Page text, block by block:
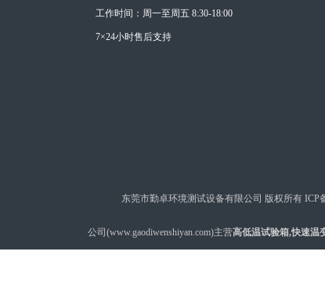
工作时间：周一至周五 8:30-18:00
7×24小时售后支持
东莞市勤卓环境测试设备有限公司 版权所有 ICP
公司(www.gaodiwenshiyan.com)主营高低温试验箱,快速温